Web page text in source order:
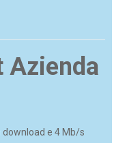
Azienda
download e 4 Mb/s